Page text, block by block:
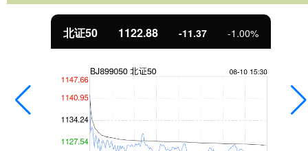
北证50 1122.88 -11.37 -1.00%